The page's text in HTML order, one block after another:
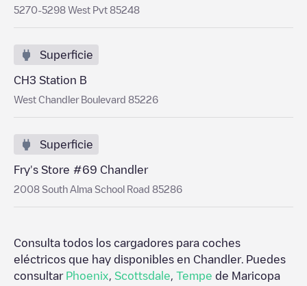
5270-5298 West Pvt 85248
Superficie
CH3 Station B
West Chandler Boulevard 85226
Superficie
Fry's Store #69 Chandler
2008 South Alma School Road 85286
Consulta todos los cargadores para coches
eléctricos que hay disponibles en Chandler. Puedes
consultar Phoenix Scottsdale Tempe de Maricopa